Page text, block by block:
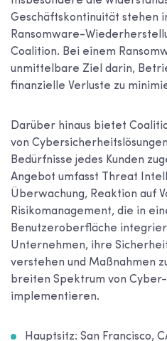
Geschäftskontinuität stehen
Ransomware-
Coalition. Bei einem
unmittelbare Ziel darin,
finanzielle Verluste zu
Darüber hinaus bietet
von
Bedürfnisse jedes Kunden
Angebot umfasst Threat
Überwachung, Reaktion auf
Risikomanagement, die in
Benutzeroberfläche
Unternehmen, ihre
verstehen und Maßnahmen
breiten Spektrum von
implementieren.
Hauptsitz: San Francisco,